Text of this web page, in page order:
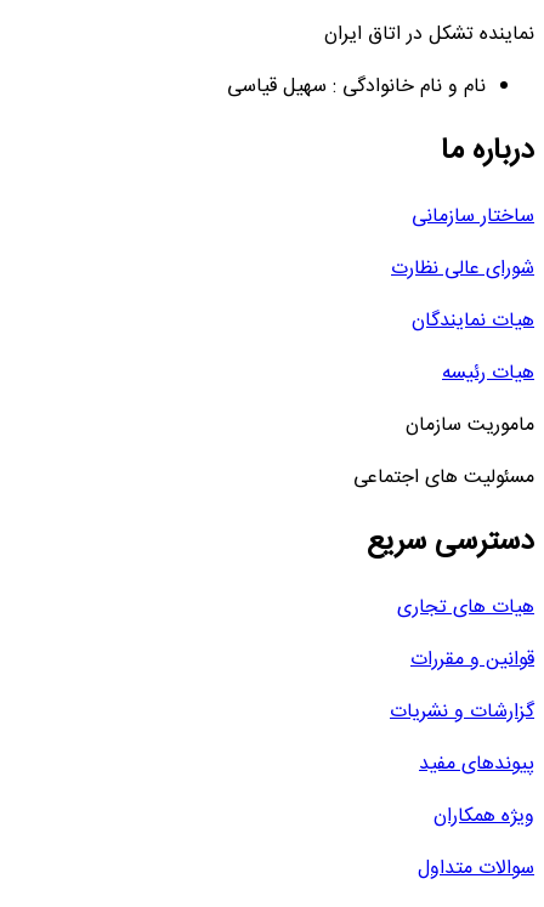
نماینده تشکل در اتاق ایران
نام و نام خانوادگی : سهیل قیاسی
درباره ما
ساختار سازمانی
شورای عالی نظارت
هیات نمایندگان
هیات رئیسه
ماموریت سازمان
مسئولیت های اجتماعی
دسترسی سریع
هیات های تجاری
قوانین و مقررات
گزارشات و نشریات
پیوندهای مفید
ویژه همکاران
سوالات متداول